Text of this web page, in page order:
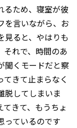
るため、寝室が彼
を言いながら、お
見ると、やはりも
それで、時間のあ
聞くモードだと察
きて止まらなく
脱してしまいま
きて、もうちょ
っているのです